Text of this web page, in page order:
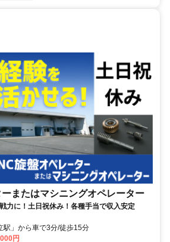
またはマシニングオペレーター
力に！土日祝休み！各種手当で収入安定
駅」から車で3分/徒歩15分
円